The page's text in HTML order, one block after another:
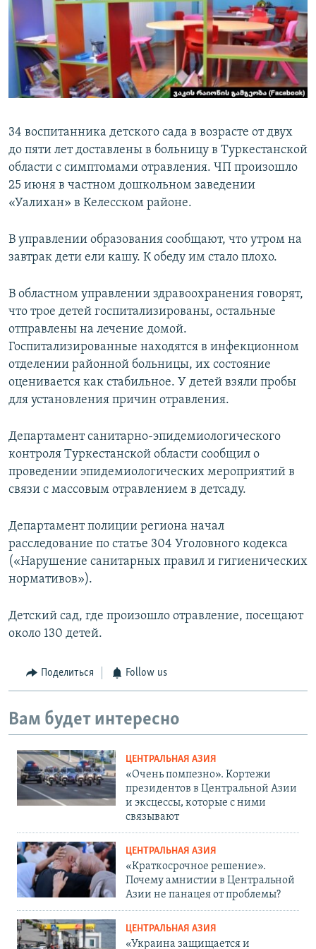
34 воспитанника детского сада в возрасте от двух
до пяти лет доставлены в больницу в Туркестанской
области с симптомами отравления. ЧП произошло
25 июня в частном дошкольном заведении
«Уалихан» в Келесском районе.
В управлении образования сообщают, что утром на
завтрак дети ели кашу. К обеду им стало плохо.
В областном управлении здравоохранения говорят,
что трое детей госпитализированы, остальные
отправлены на лечение домой.
Госпитализированные находятся в инфекционном
отделении районной больницы, их состояние
оценивается как стабильное. У детей взяли пробы
для установления причин отравления.
Департамент санитарно-эпидемиологического
контроля Туркестанской области сообщил о
проведении эпидемиологических мероприятий в
связи с массовым отравлением в детсаду.
Департамент полиции региона начал
расследование по статье 304 Уголовного кодекса
(«Нарушение санитарных правил и гигиенических
нормативов»).
Детский сад, где произошло отравление, посещают
около 130 детей.
Поделиться Follow us
Вам будет интересно
ЦЕНТРАЛЬНАЯ АЗИЯ
«Очень помпезно». Кортежи
президентов в Центральной Азии
и эксцессы, которые с ними
связывают
ЦЕНТРАЛЬНАЯ АЗИЯ
«Краткосрочное решение».
Почему амнистии в Центральной
Азии не панацея от проблемы?
ЦЕНТРАЛЬНАЯ АЗИЯ
«Украина защищается и